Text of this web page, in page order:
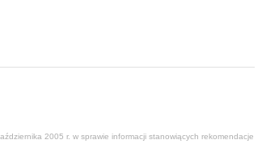
2005 r. w sprawie informacji stanowiących rekomendacje